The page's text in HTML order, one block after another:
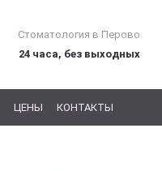
Стоматология в Перово
24 часа, без выходных
ЦЕНЫ КОНТАКТЫ